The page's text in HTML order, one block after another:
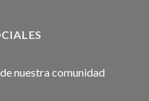
nuestra comunidad